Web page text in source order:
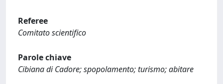
Referee
Comitato scientifico
Parole chiave
Cibiana di Cadore; spopolamento; turismo; abitare